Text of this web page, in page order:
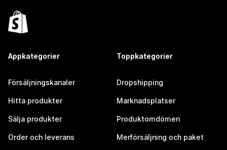
Appkategorier
Försäljningskanaler
Hitta produkter
Sälja produkter
Order och leverans
Toppkategorier
Dropshipping
Marknadsplatser
Produktomdömen
Merförsäljning och paket